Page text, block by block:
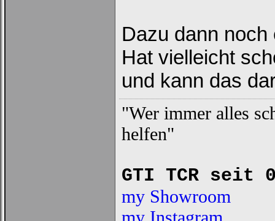
Dazu dann
Hat vielleicht
und kann das
"Wer immer alles
helfen"
GTI TCR seit
my Showroom